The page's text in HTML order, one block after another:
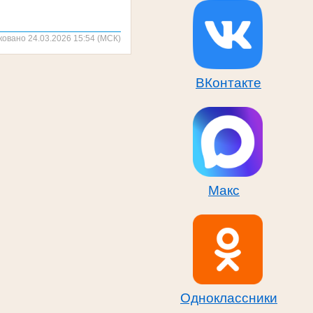
ВКонтакте
Макс
Одноклассники
24.03.2026 15:54 (МСК)